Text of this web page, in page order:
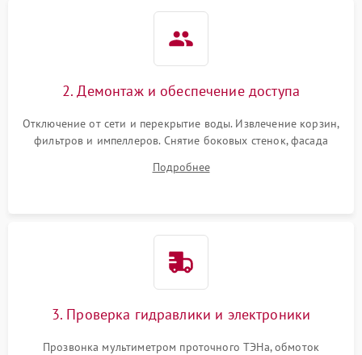
2. Демонтаж и обеспечение доступа
Отключение от сети и перекрытие воды. Извлечение корзин,
фильтров и импеллеров. Снятие боковых стенок, фасада
циркуляционному насосу, ТЭНу и сливной помпе.
Подробнее
3. Проверка гидравлики и электроники
Прозвонка мультиметром проточного ТЭНа, обмоток